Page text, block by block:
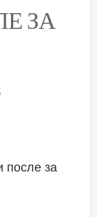
ЗА
после за